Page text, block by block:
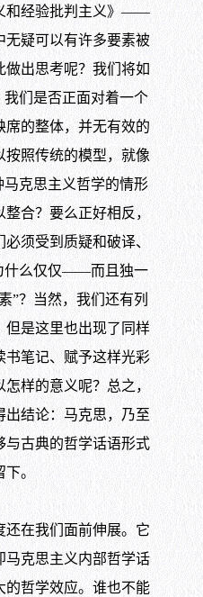
和经验批判主义》——
无疑可以有许多要素被
出思考呢？我们将如
我们是否正面对着一个
席的整体，并无有效的
照传统的模型，就像
马克思主义哲学的情形
合？要么正好相反，
须受到质疑和破译、
什么仅仅——而且独一
？当然，我们还有列
但是这里也出现了同样
书笔记、赋予这样光彩
样的意义呢？总之，
出结论：马克思，乃至
与古典的哲学话语形式
。
在我们面前伸展。它
马克思主义内部哲学话
的哲学效应。谁也不能